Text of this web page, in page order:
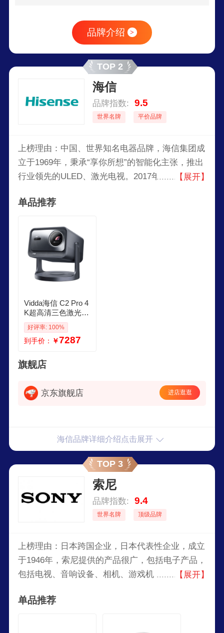
品牌介绍 >
TOP 2
海信
品牌指数: 9.5
世界名牌 平价品牌
上榜理由：中国、世界知名电器品牌，海信集团成
立于1969年，秉承“享你所想”的智能化主张，推出
行业领先的ULED、激光电视。2017年海信成为
助之后品牌国际化战略的延续。
【展开】
单品推荐
Vidda海信 C2 Pro 4
K超高清三色激光电
视机投影仪家用家
庭影院白天投墙无
损光学变焦 Vidda C
好评率: 100%
到手价： ￥7287
旗舰店
京东旗舰店 进店逛逛
海信品牌详细介绍点击展开
TOP 3
索尼
品牌指数: 9.4
世界名牌 顶级品牌
上榜理由：日本跨国企业，日本代表性企业，成立
于1946年，索尼提供的产品很广，包括电子产品，
包括电视、音响设备、相机、游戏机（如
备。此外，索尼也涉足电影制作、音乐出版和在线
【展开】
单品推荐